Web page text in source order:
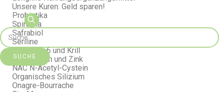
SUCHE
Unsere Kuren: Geld sparen!
Probiotika
Spirulina
Safrabiol
Seriline
Omega 3, 6 und Krill
Magnesium und Zink
NAC N-Acetyl-Cystein
Organisches Silizium
Onagre-Bourrache